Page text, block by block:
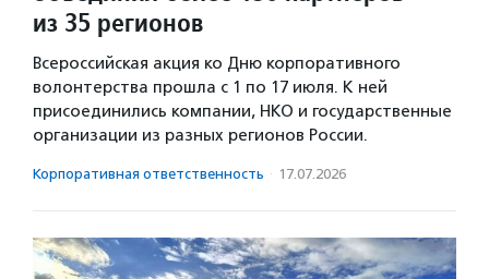
из 35 регионов
Всероссийская акция ко Дню корпоративного
волонтерства прошла с 1 по 17 июля. К ней
присоединились компании, НКО и государственные
организации из разных регионов России.
Корпоративная ответственность · 17.07.2026